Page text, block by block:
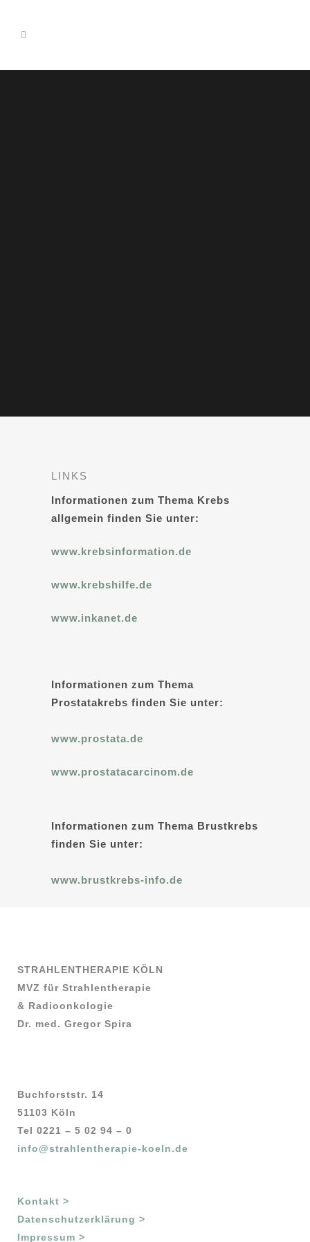
LINKS
Informationen zum Thema Krebs
allgemein finden Sie unter:
www.krebsinformation.de
www.krebshilfe.de
www.inkanet.de
Informationen zum Thema
Prostatakrebs finden Sie unter:
www.prostata.de
www.prostatacarcinom.de
Informationen zum Thema Brustkrebs
finden Sie unter:
www.brustkrebs-info.de
STRAHLENTHERAPIE KÖLN
MVZ für Strahlentherapie
& Radioonkologie
Dr. med. Gregor Spira
Buchforststr. 14
51103 Köln
Tel 0221 – 5 02 94 – 0
info@strahlentherapie-koeln.de
Kontakt >
Datenschutzerklärung >
Impressum >